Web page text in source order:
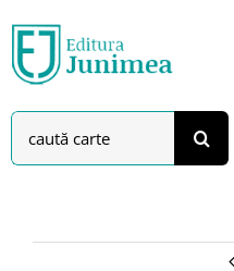
to
content
Search
for: